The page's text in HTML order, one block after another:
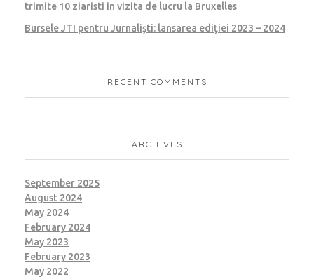
trimite 10 ziaristi in vizita de lucru la Bruxelles
Bursele JTI pentru Jurnaliști: lansarea ediției 2023 – 2024
RECENT COMMENTS
ARCHIVES
September 2025
August 2024
May 2024
February 2024
May 2023
February 2023
May 2022